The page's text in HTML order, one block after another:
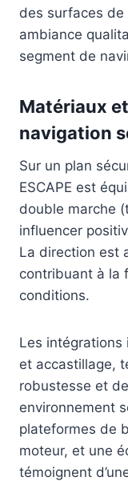
des surfaces
ambiance
segment de
Matériaux
navigation
Sur un plan
ESCAPE est
double marche
influencer
La direction est
contribuant à la
conditions.
Les intégrations
et accastillage,
robustesse et
environnement
plateformes de
moteur, et une
témoignent